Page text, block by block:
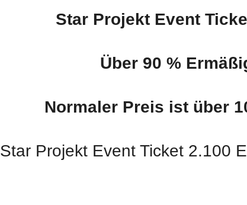
Star Projekt Event
Über 90 %
Normaler Preis ist über
Star Projekt Event Ticket 2.100